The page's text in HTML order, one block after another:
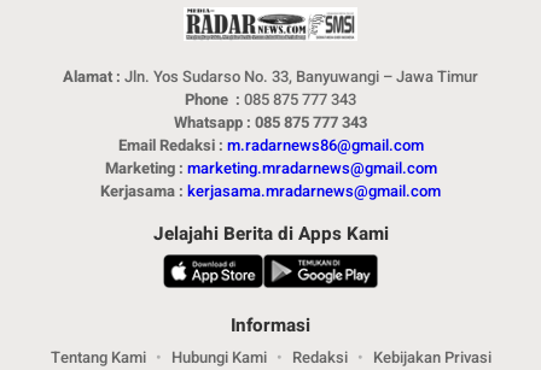
Alamat : Jln. Yos Sudarso No. 33, Banyuwangi – Jawa Timur
Phone : 085 875 777 343
Whatsapp : 085 875 777 343
Email Redaksi : m.radarnews86@gmail.com
Marketing : marketing.mradarnews@gmail.com
Kerjasama : kerjasama.mradarnews@gmail.com
Jelajahi Berita di Apps Kami
Informasi
Tentang Kami Hubungi Kami Redaksi
Kebijakan Privasi